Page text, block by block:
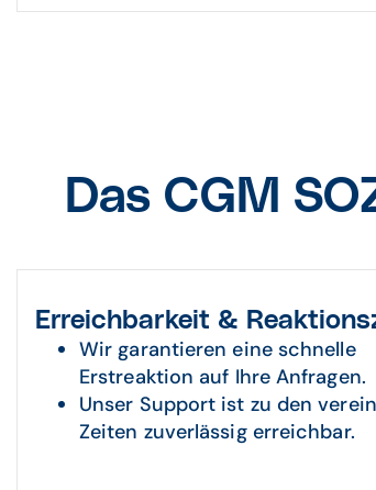
Das CGM
Erreichbarkeit &
Wir garantieren eine schnelle
Erstreaktion auf Ihre Anfragen.
Unser Support ist zu den
Zeiten zuverlässig erreichbar.